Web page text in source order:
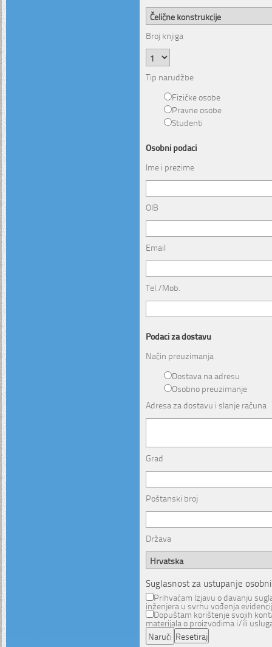
Broj knjiga
Tip narudžbe
Fizičke osobe
Pravne osobe
Studenti
Osobni podaci
Ime i prezime
OIB
Email
Tel./Mob.
Podaci za dostavu
Način preuzimanja
Dostava na adresu
Osobno preuzimanje
Adresa za dostavu i slanje računa
Grad
Poštanski broj
Država
Suglasnost za ustupanje
Prihvaćam Izjavu o davanju
inženjera u svrhu vođenja
Dopuštam korištenje svojih
materijala o proizvodima i/ili